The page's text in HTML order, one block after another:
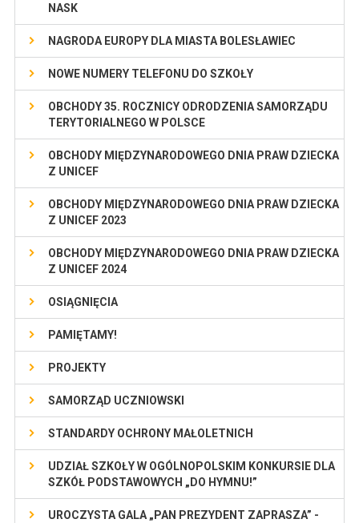
NASK
NAGRODA EUROPY DLA MIASTA BOLESŁAWIEC
NOWE NUMERY TELEFONU DO SZKOŁY
OBCHODY 35. ROCZNICY ODRODZENIA SAMORZĄDU
TERYTORIALNEGO W POLSCE
OBCHODY MIĘDZYNARODOWEGO DNIA PRAW DZIECKA
Z UNICEF
OBCHODY MIĘDZYNARODOWEGO DNIA PRAW DZIECKA
Z UNICEF 2023
OBCHODY MIĘDZYNARODOWEGO DNIA PRAW DZIECKA
Z UNICEF 2024
OSIĄGNIĘCIA
PAMIĘTAMY!
PROJEKTY
SAMORZĄD UCZNIOWSKI
STANDARDY OCHRONY MAŁOLETNICH
UDZIAŁ SZKOŁY W OGÓLNOPOLSKIM KONKURSIE DLA
SZKÓŁ PODSTAWOWYCH „DO HYMNU!”
UROCZYSTA GALA „PAN PREZYDENT ZAPRASZA” -